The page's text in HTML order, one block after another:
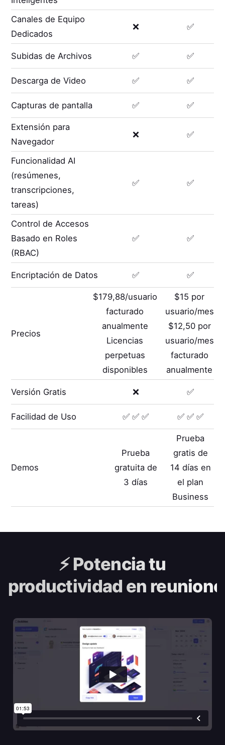
Canales de Equipo
Dedicados
❌ ✅
Subidas de Archivos ✅ ✅
Descarga de Video ✅ ✅
Capturas de pantalla ✅ ✅
Extensión para
Navegador
❌ ✅
Funcionalidad AI
(resúmenes,
transcripciones,
tareas)
✅ ✅
Control de Accesos
Basado en Roles
(RBAC)
✅ ✅
Encriptación de Datos ✅ ✅
Precios
$179,88/usuario
facturado
anualmente
Licencias
perpetuas
disponibles
$15 por
usuario/mes
$12,50 por
usuario/mes
facturado
anualmente
Versión Gratis ❌ ✅
Facilidad de Uso ✅ ✅ ✅ ✅ ✅ ✅
Demos
Prueba
gratuita de
3 días
Prueba
gratis de
14 días en
el plan
Business
⚡️Potencia tu
productividad en